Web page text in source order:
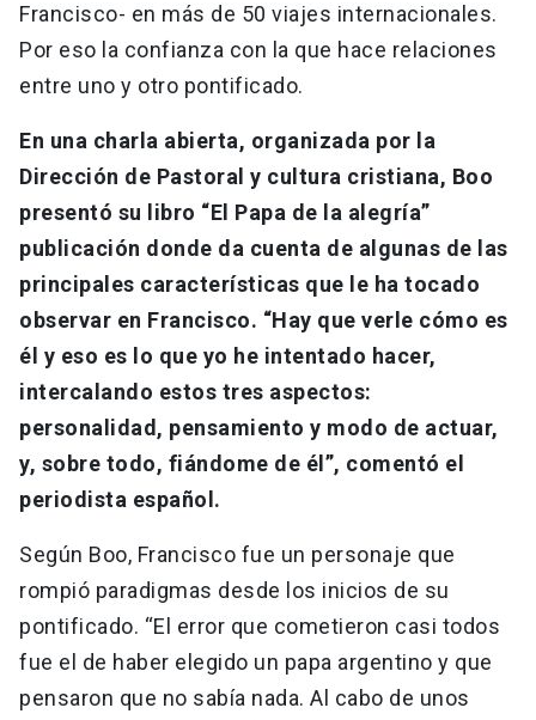
Francisco- en más de 50 viajes internacionales.
Por eso la confianza con la que hace relaciones
entre uno y otro pontificado.
En una charla abierta, organizada por la
Dirección de Pastoral y cultura cristiana, Boo
presentó su libro “El Papa de la alegría”
publicación donde da cuenta de algunas de las
principales características que le ha tocado
observar en Francisco. “Hay que verle cómo es
él y eso es lo que yo he intentado hacer,
intercalando estos tres aspectos:
personalidad, pensamiento y modo de actuar,
y, sobre todo, fiándome de él”, comentó el
periodista español.
Según Boo, Francisco fue un personaje que
rompió paradigmas desde los inicios de su
pontificado. “El error que cometieron casi todos
fue el de haber elegido un papa argentino y que
pensaron que no sabía nada. Al cabo de unos